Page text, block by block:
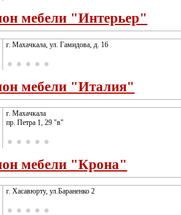
мебели "Интерьер"
г. Махачкала, ул. Гамидова, д. 16
мебели "Италия"
г. Махачкала
пр. Петра 1, 29 "в"
мебели "Крона"
г. Хасавюрту, ул.Бараненко 2